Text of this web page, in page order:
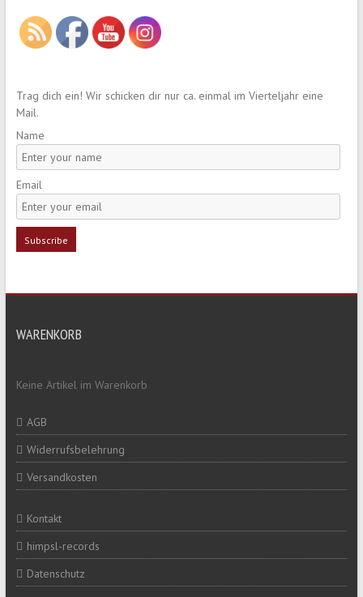
Trag dich ein! Wir schicken dir nur ca. einmal im Vierteljahr eine
Mail.
Name
Email
WARENKORB
Keine Artikel im Warenkorb
AGB
Widerrufsbelehrung
Versandkosten
Kontakt
himpsl-records
Datenschutz